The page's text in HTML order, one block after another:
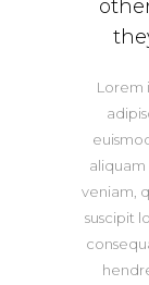
Lorem
aliquam
veniam,
suscipit